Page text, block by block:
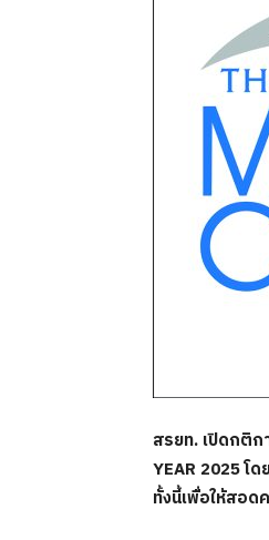
สรยท. เปิดกติก
YEAR 2025 โ
ทั้งนี้เพื่อให้สอด